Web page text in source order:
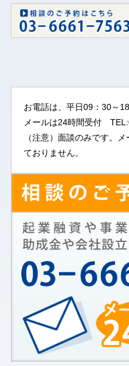
お電話は、平日09：30～
メールは24時間受付
（注意）面談のみです。
ておりません。